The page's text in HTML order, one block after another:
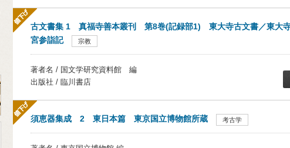
古文書集 1 真福寺善本叢刊 第8巻(記録部1) 東大寺古文書／東大寺
宮参詣記
宗教
著者名 / 国文学研究資料館 編
出版社 / 臨川書店
須恵器集成 2 東日本篇 東京国立博物館所蔵 考古学